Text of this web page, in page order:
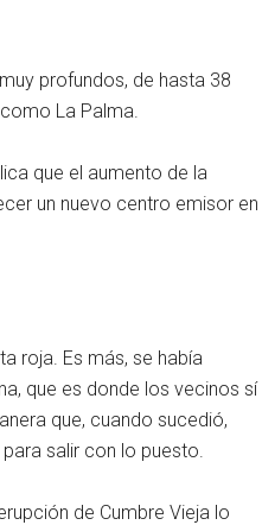
profundos, de hasta 38
La Palma.
que el aumento de la
un nuevo centro emisor en
roja. Es más, se había
que es donde los vecinos sí
que, cuando sucedió,
salir con lo puesto.
de Cumbre Vieja lo